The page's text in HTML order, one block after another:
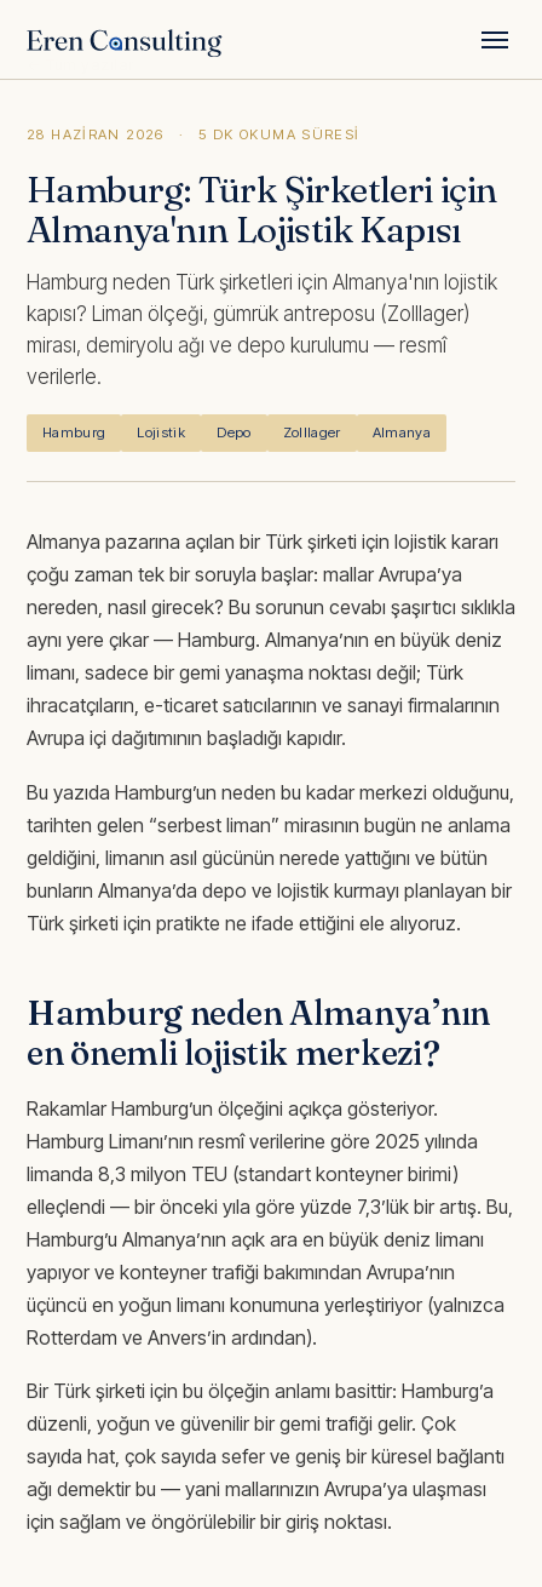
28 HAZIRAN 2026 · 5 DK OKUMA SÜRESI
Hamburg: Türk Şirketleri için
Almanya'nın Lojistik Kapısı
Hamburg neden Türk şirketleri için Almanya'nın lojistik
kapısı? Liman ölçeği, gümrük antreposu (Zolllager)
mirası, demiryolu ağı ve depo kurulumu — resmî
verilerle.
Hamburg Lojistik Depo Zolllager Almanya
Almanya pazarına açılan bir Türk şirketi için lojistik kararı
çoğu zaman tek bir soruyla başlar: mallar Avrupa’ya
nereden, nasıl girecek? Bu sorunun cevabı şaşırtıcı sıklıkla
aynı yere çıkar — Hamburg. Almanya’nın en büyük deniz
limanı, sadece bir gemi yanaşma noktası değil; Türk
ihracatçıların, e-ticaret satıcılarının ve sanayi firmalarının
Avrupa içi dağıtımının başladığı kapıdır.
Bu yazıda Hamburg’un neden bu kadar merkezi olduğunu,
tarihten gelen “serbest liman” mirasının bugün ne anlama
geldiğini, limanın asıl gücünün nerede yattığını ve bütün
bunların Almanya’da depo ve lojistik kurmayı planlayan bir
Türk şirketi için pratikte ne ifade ettiğini ele alıyoruz.
Hamburg neden Almanya’nın
en önemli lojistik merkezi?
Rakamlar Hamburg’un ölçeğini açıkça gösteriyor.
Hamburg Limanı’nın resmî verilerine göre 2025 yılında
limanda 8,3 milyon TEU (standart konteyner birimi)
elleçlendi — bir önceki yıla göre yüzde 7,3’lük bir artış. Bu,
Hamburg’u Almanya’nın açık ara en büyük deniz limanı
yapıyor ve konteyner trafiği bakımından Avrupa’nın
üçüncü en yoğun limanı konumuna yerleştiriyor (yalnızca
Rotterdam ve Anvers’in ardından).
Bir Türk şirketi için bu ölçeğin anlamı basittir: Hamburg’a
düzenli, yoğun ve güvenilir bir gemi trafiği gelir. Çok
sayıda hat, çok sayıda sefer ve geniş bir küresel bağlantı
ağı demektir bu — yani mallarınızın Avrupa’ya ulaşması
için sağlam ve öngörülebilir bir giriş noktası.